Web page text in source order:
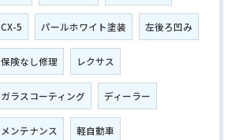
CX-5 パールホワイト塗装 左後ろ凹み
保険なし修理 レクサス
ガラスコーティング ディーラー
メンテナンス 軽自動車